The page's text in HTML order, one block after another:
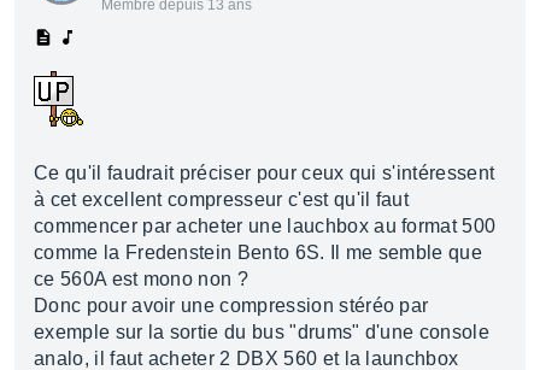
Membre depuis 13 ans
Ce qu'il faudrait préciser pour ceux qui s'intéressent
à cet excellent compresseur c'est qu'il faut
commencer par acheter une lauchbox au format 500
comme la Fredenstein Bento 6S. Il me semble que
ce 560A est mono non ?
Donc pour avoir une compression stéréo par
exemple sur la sortie du bus "drums" d'une console
analo, il faut acheter 2 DBX 560 et la launchbox